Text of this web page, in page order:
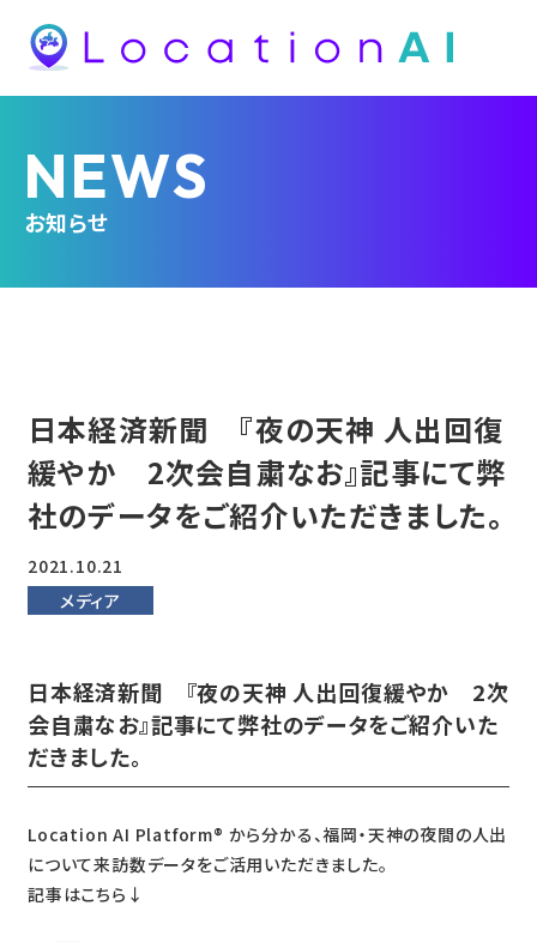
NEWS
お知らせ
日本経済新聞 『夜の天神 人出回復
緩やか 2次会自粛なお』記事にて弊
社のデータをご紹介いただきました。
2021.10.21
メディア
日本経済新聞 『夜の天神 人出回復緩やか 2次
会自粛なお』記事にて弊社のデータをご紹介いた
だきました。
Location AI Platform® から分かる、福岡・天神の夜間の人出
について来訪数データをご活用いただきました。
記事はこちら↓